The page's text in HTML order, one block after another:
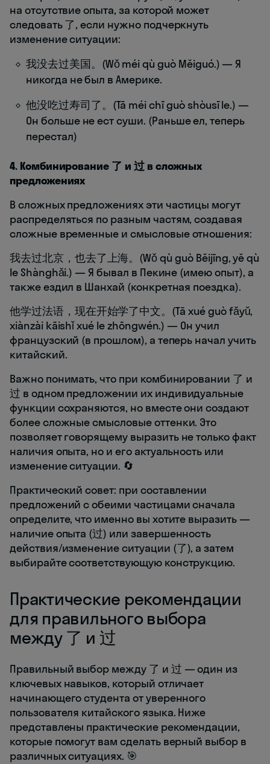
на отсутствие опыта, за которой может
следовать 了, если нужно подчеркнуть
изменение ситуации:
我没去过美国。(Wǒ méi qù guò Měiguó.) — Я
никогда не был в Америке.
他没吃过寿司了。(Tā méi chī guò shòusī le.) —
Он больше не ест суши. (Раньше ел, теперь
перестал)
4. Комбинирование 了 и 过 в сложных
предложениях
В сложных предложениях эти частицы могут
распределяться по разным частям, создавая
сложные временные и смысловые отношения:
我去过北京，也去了上海。(Wǒ qù guò Běijīng, yě qù
le Shànghǎi.) — Я бывал в Пекине (имею опыт), а
также ездил в Шанхай (конкретная поездка).
他学过法语，现在开始学了中文。(Tā xué guò fǎyǔ,
xiànzài kāishǐ xué le zhōngwén.) — Он учил
французский (в прошлом), а теперь начал учить
китайский.
Важно понимать, что при комбинировании 了 и
过 в одном предложении их индивидуальные
функции сохраняются, но вместе они создают
более сложные смысловые оттенки. Это
позволяет говорящему выразить не только факт
наличия опыта, но и его актуальность или
изменение ситуации. 🔄
Практический совет: при составлении
предложений с обеими частицами сначала
определите, что именно вы хотите выразить —
наличие опыта (过) или завершенность
действия/изменение ситуации (了), а затем
выбирайте соответствующую конструкцию.
Практические рекомендации
для правильного выбора
между 了 и 过
Правильный выбор между 了 и 过 — один из
ключевых навыков, который отличает
начинающего студента от уверенного
пользователя китайского языка. Ниже
представлены практические рекомендации,
которые помогут вам сделать верный выбор в
различных ситуациях. 🎯